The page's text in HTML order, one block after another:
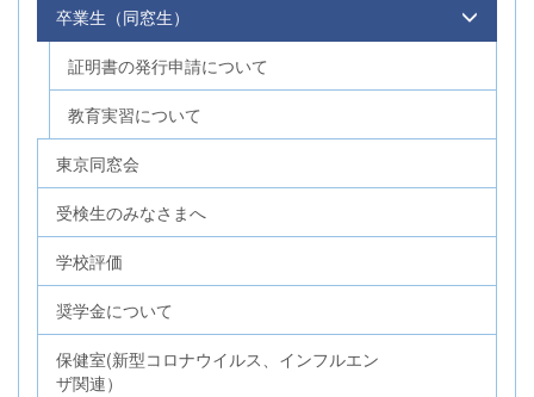
卒業生（同窓生）
証明書の発行申請について
教育実習について
東京同窓会
受検生のみなさまへ
学校評価
奨学金について
保健室(新型コロナウイルス、インフルエン
ザ関連）